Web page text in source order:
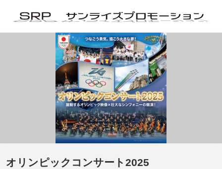
オリンピックコンサート2025